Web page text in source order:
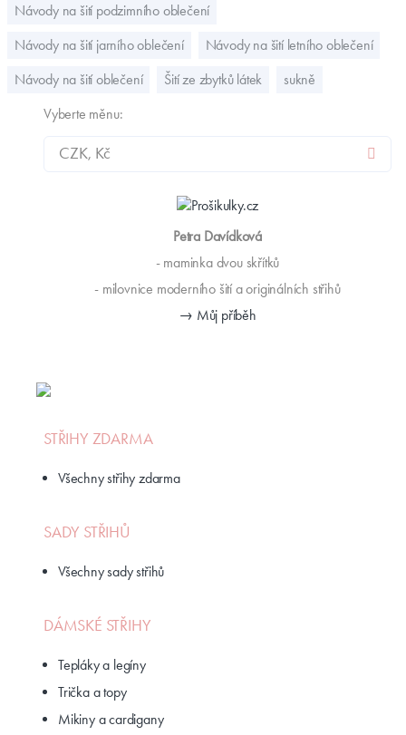
Návody na šití podzimního oblečení
Návody na šití jarního oblečení
Návody na šití letního oblečení
Návody na šití oblečení
Šití ze zbytků látek
sukně
Vyberte měnu:
Petra Davídková
- maminka dvou skřítků
- milovnice moderního šití a originálních střihů
→ Můj příběh
STŘIHY ZDARMA
Všechny střihy zdarma
SADY STŘIHŮ
Všechny sady střihů
DÁMSKÉ STŘIHY
Tepláky a legíny
Trička a topy
Mikiny a cardigany